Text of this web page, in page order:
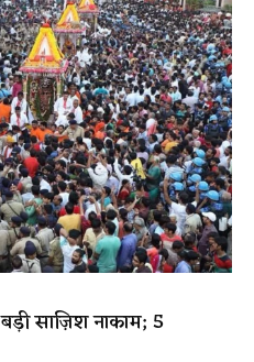
साज़िश नाकाम; 5